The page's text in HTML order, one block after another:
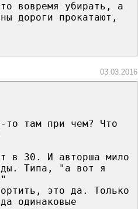
вовремя убирать, а
дороги прокатают,
03.03.2016
то там при чем? Что
в 30. И авторша мило
Типа, "а вот я
это да. Только
одинаковые